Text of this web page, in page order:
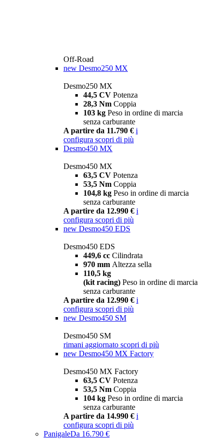
Off-Road
new Desmo250 MX
Desmo250 MX
44,5 CV Potenza
28,3 Nm Coppia
103 kg Peso in ordine di marcia
senza carburante
A partire da 11.790 € i
configura scopri di più
Desmo450 MX
Desmo450 MX
63,5 CV Potenza
53,5 Nm Coppia
104,8 kg Peso in ordine di marcia
senza carburante
A partire da 12.990 € i
configura scopri di più
new Desmo450 EDS
Desmo450 EDS
449,6 cc Cilindrata
970 mm Altezza sella
110,5 kg
(kit racing) Peso in ordine di marcia
senza carburante
A partire da 12.990 € i
configura scopri di più
new Desmo450 SM
Desmo450 SM
rimani aggiornato scopri di più
new Desmo450 MX Factory
Desmo450 MX Factory
63,5 CV Potenza
53,5 Nm Coppia
104 kg Peso in ordine di marcia
senza carburante
A partire da 14.990 € i
configura scopri di più
PanigaleDa 16.790 €